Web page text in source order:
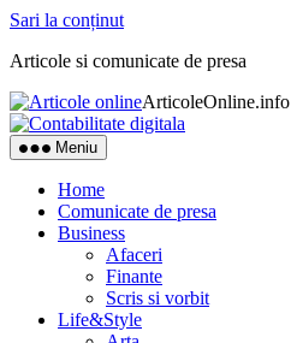
Sari la conținut
Articole si comunicate de presa
ArticoleOnline.info
Meniu
Home
Comunicate de presa
Business
Afaceri
Finante
Scris si vorbit
Life&Style